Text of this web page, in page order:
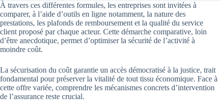
À travers ces différentes formules, les entreprises sont invitées à
comparer, à l’aide d’outils en ligne notamment, la nature des
prestations, les plafonds de remboursement et la qualité du service
client proposé par chaque acteur. Cette démarche comparative, loin
d’être anecdotique, permet d’optimiser la sécurité de l’activité à
moindre coût.
La sécurisation du coût garantie un accès démocratisé à la justice, trait
fondamental pour préserver la vitalité de tout tissu économique. Face à
cette offre variée, comprendre les mécanismes concrets d’intervention
de l’assurance reste crucial.